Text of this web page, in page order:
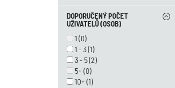
DOPORUČENÝ POČET
UŽIVATELŮ (OSOB)
1 (0)
1 - 3(1)
3 - 5(2)
5+ (0)
10+ (1)